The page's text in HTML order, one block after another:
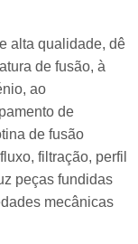
alta qualidade, dê
de fusão, à
ao
de
de fusão
filtração, perfil
peças fundidas
mecânicas